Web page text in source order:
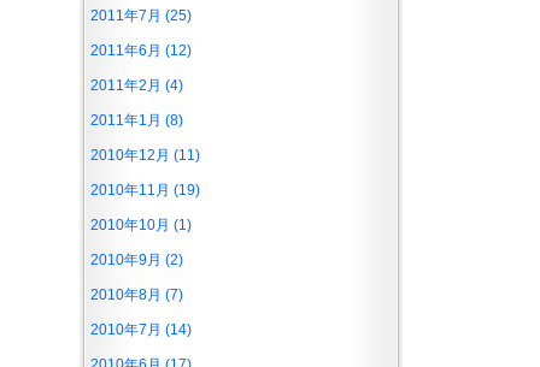
2011年7月 (25)
2011年6月 (12)
2011年2月 (4)
2011年1月 (8)
2010年12月 (11)
2010年11月 (19)
2010年10月 (1)
2010年9月 (2)
2010年8月 (7)
2010年7月 (14)